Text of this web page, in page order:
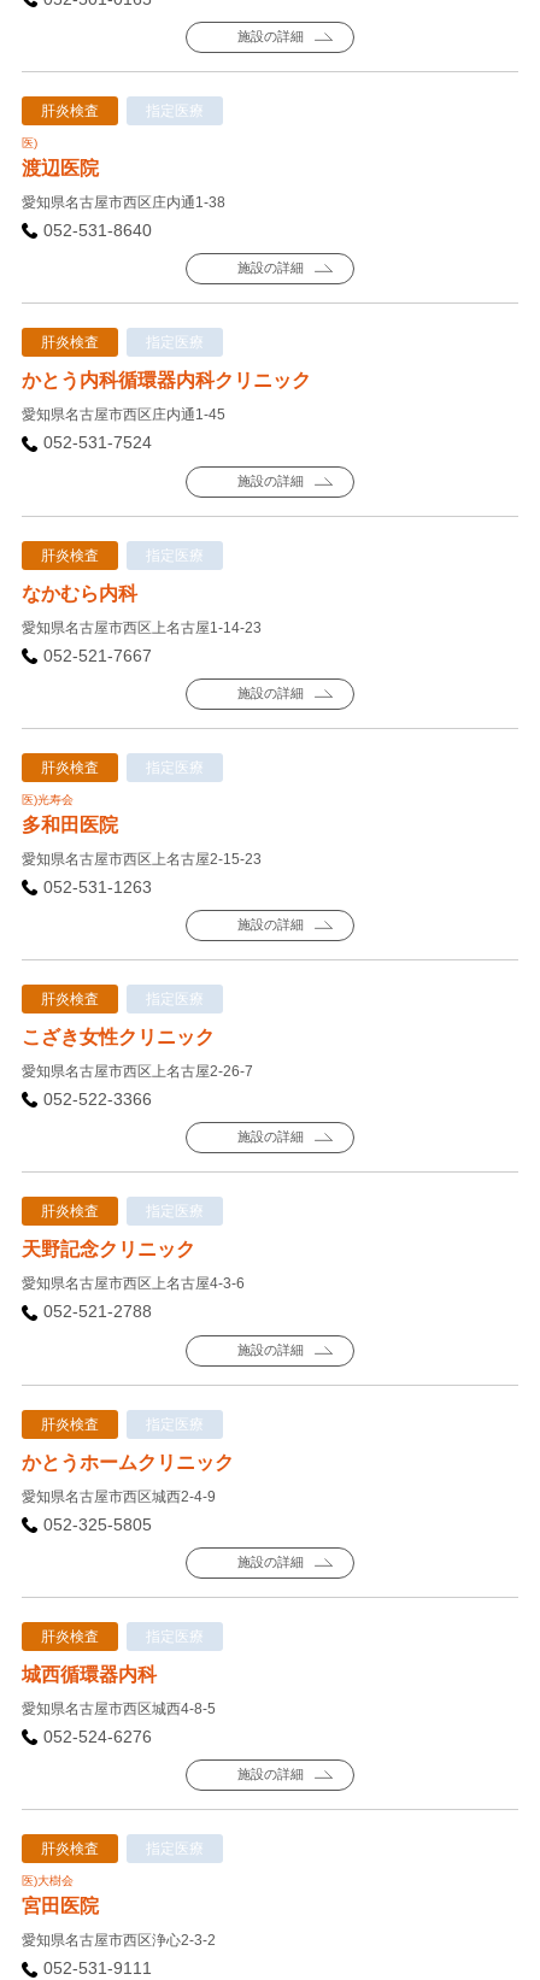
施設の詳細
肝炎検査 指定医療
医)
渡辺医院
愛知県名古屋市西区庄内通1-38
052-531-8640
施設の詳細
肝炎検査 指定医療
かとう内科循環器内科クリニック
愛知県名古屋市西区庄内通1-45
052-531-7524
施設の詳細
肝炎検査 指定医療
なかむら内科
愛知県名古屋市西区上名古屋1-14-23
052-521-7667
施設の詳細
肝炎検査 指定医療
医)光寿会
多和田医院
愛知県名古屋市西区上名古屋2-15-23
052-531-1263
施設の詳細
肝炎検査 指定医療
こざき女性クリニック
愛知県名古屋市西区上名古屋2-26-7
052-522-3366
施設の詳細
肝炎検査 指定医療
天野記念クリニック
愛知県名古屋市西区上名古屋4-3-6
052-521-2788
施設の詳細
肝炎検査 指定医療
かとうホームクリニック
愛知県名古屋市西区城西2-4-9
052-325-5805
施設の詳細
肝炎検査 指定医療
城西循環器内科
愛知県名古屋市西区城西4-8-5
052-524-6276
施設の詳細
肝炎検査 指定医療
医)大樹会
宮田医院
愛知県名古屋市西区浄心2-3-2
052-531-9111